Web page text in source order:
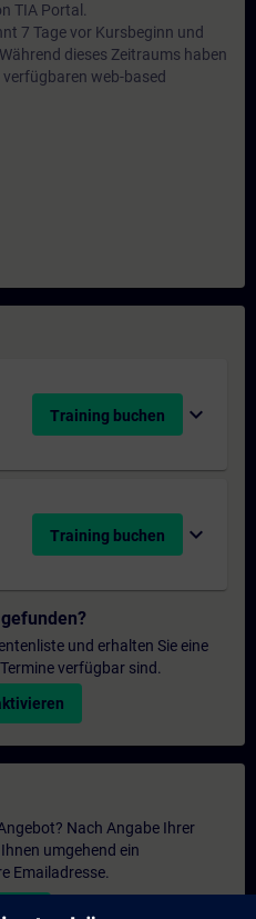
TIA Portal.
7 Tage vor Kursbeginn und
dieses Zeitraums haben
web-based
Training buchen expand_more
Training buchen expand_more
und erhalten Sie eine
verfügbar sind.
Nach Angabe Ihrer
umgehend ein
Emailadresse.